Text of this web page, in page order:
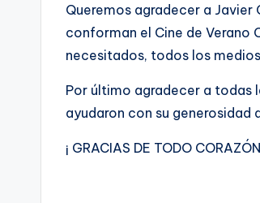
Queremos agradecer a
conforman el Cine de Verano
necesitados, todos los
Por último agradecer a todas
ayudaron con su generosidad
¡ GRACIAS DE TODO